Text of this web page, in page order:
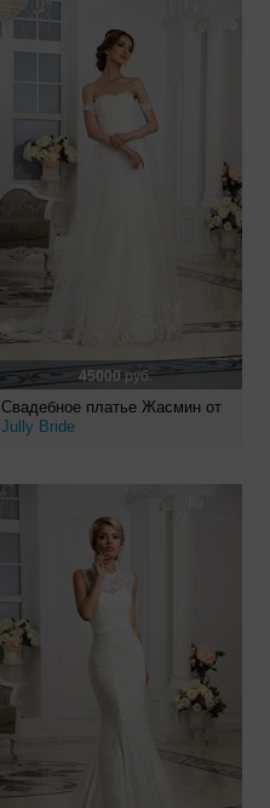
45000 руб.
Свадебное платье Жасмин от
Jully Bride